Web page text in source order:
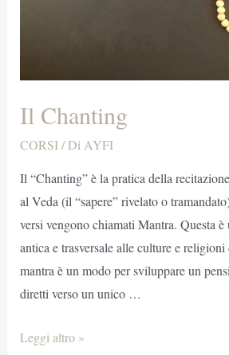
Il Chanting
CORSI/ Di AYFI
Il “Chanting” è la pratica della
al Veda (il “sapere” rivelato o
versi vengono chiamati Mantra. Questa
antica e trasversale alle culture e
mantra è un modo per sviluppare un
diretti verso un unico …
Il
Leggi altro »